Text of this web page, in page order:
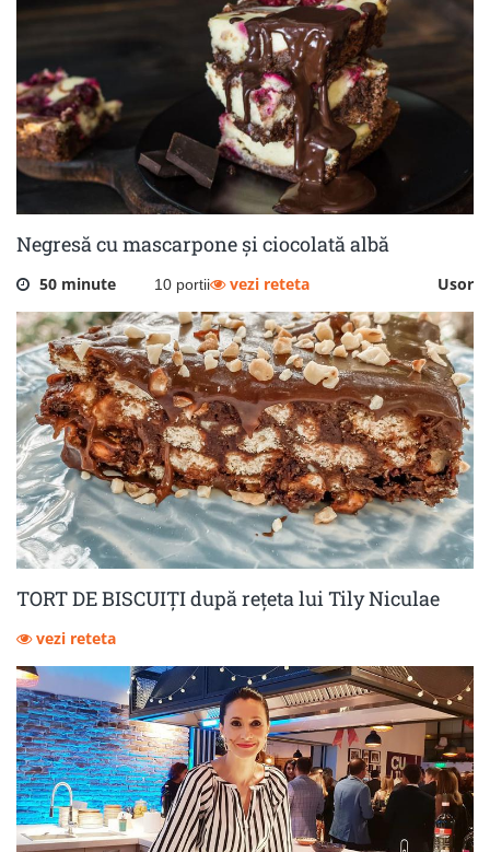
Negresă cu mascarpone și ciocolată albă
50 minute 10 portii Usor
vezi reteta
TORT DE BISCUIȚI după rețeta lui Tily Niculae
vezi reteta